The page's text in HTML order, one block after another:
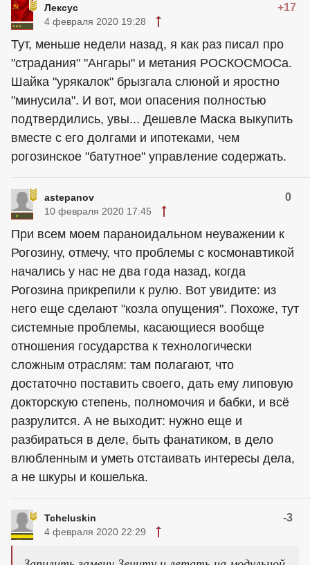
Лексус +17
4 февраля 2020 19:28
Тут, меньше недели назад, я как раз писал про
"страдания" "Ангары" и метания РОСКОСМОСа.
Шайка "урякалок" брызгала слюной и яростно
"минусила". И вот, мои опасения полностью
подтвердились, увы... Дешевле Маска выкупить
вместе с его долгами и ипотеками, чем
рогозинское "батутное" управление содержать.
astepanov 0
10 февраля 2020 17:45
При всем моем параноидальном неуважении к
Рогозину, отмечу, что проблемы с космонавтикой
начались у нас не два года назад, когда
Рогозина прикрепили к рулю. Вот увидите: из
него еще сделают "козла опущения". Похоже, тут
системные проблемы, касающиеся вообще
отношения государства к технологически
сложным отраслям: там полагают, что
достаточно поставить своего, дать ему липовую
докторскую степень, полномочия и бабки, и всё
разрулится. А не выходит: нужно еще и
разбираться в деле, быть фанатиком, в дело
влюбленным и уметь отстаивать интересы дела,
а не шкуры и кошелька.
Tcheluskin -3
4 февраля 2020 22:29